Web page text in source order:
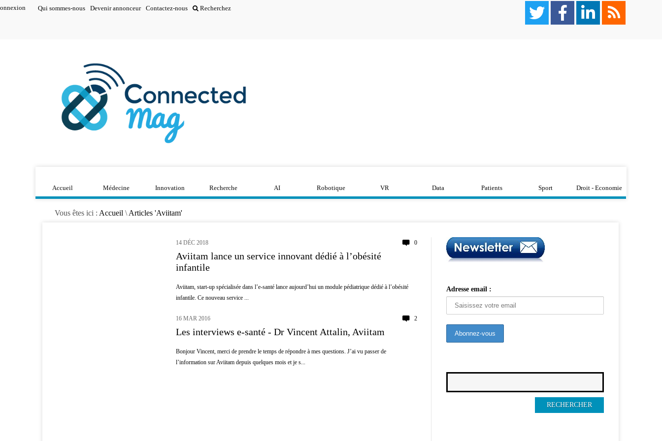
Qui sommes-nous Devenir annonceur Contactez-nous Recherchez
Accueil Médecine Innovation Recherche AI Robotique VR Data Patients Sport Droit - Economie
Vous êtes ici : Accueil \ Articles 'Aviitam'
14 DÉC 2018 0
Aviitam lance un service innovant dédié à l’obésité
infantile
Aviitam, start-up spécialisée dans l’e-santé lance aujourd’hui un module pédiatrique dédié à l’obésité
infantile. Ce nouveau service ...
16 MAR 2016 2
Les interviews e-santé - Dr Vincent Attalin, Aviitam
Bonjour Vincent, merci de prendre le temps de répondre à mes questions. J’ai vu passer de
l’information sur Aviitam depuis quelques mois et je s...
Adresse email :